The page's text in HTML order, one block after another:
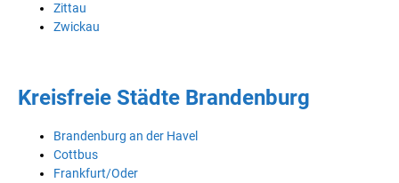
Zittau
Zwickau
Kreisfreie Städte Brandenburg
Brandenburg an der Havel
Cottbus
Frankfurt/Oder